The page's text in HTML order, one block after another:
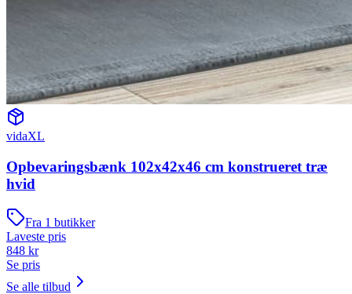
vidaXL
Opbevaringsbænk 102x42x46 cm konstrueret træ
hvid
Fra 1 butikker
Laveste pris
848 kr
Se pris
Se alle tilbud